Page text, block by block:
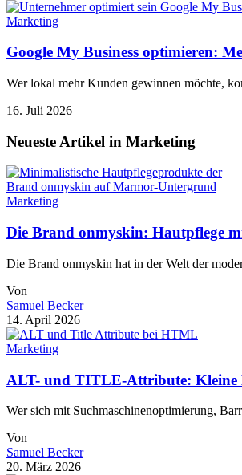
Marketing
Google My Business optimieren:
Wer lokal mehr Kunden gewinnen möchte,
16. Juli 2026
Neueste Artikel in Marketing
Marketing
Die Brand onmyskin: Hautpflege
Die Brand onmyskin hat in der Welt der
Von
Samuel Becker
14. April 2026
Marketing
ALT- und TITLE-Attribute:
Wer sich mit Suchmaschinenoptimierung,
Von
Samuel Becker
20. März 2026